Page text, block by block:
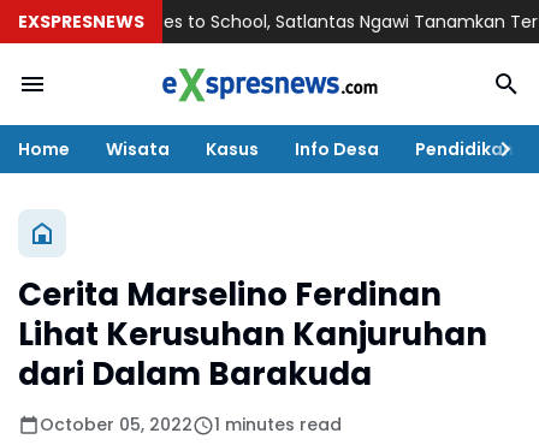
EXSPRESNEWS
Police Goes to School, Satlantas Ngawi Tanamkan Tertib Lalu
Home Wisata Kasus Info Desa Pendidikan
Cerita Marselino Ferdinan
Lihat Kerusuhan Kanjuruhan
dari Dalam Barakuda
October 05, 2022 1 minutes read